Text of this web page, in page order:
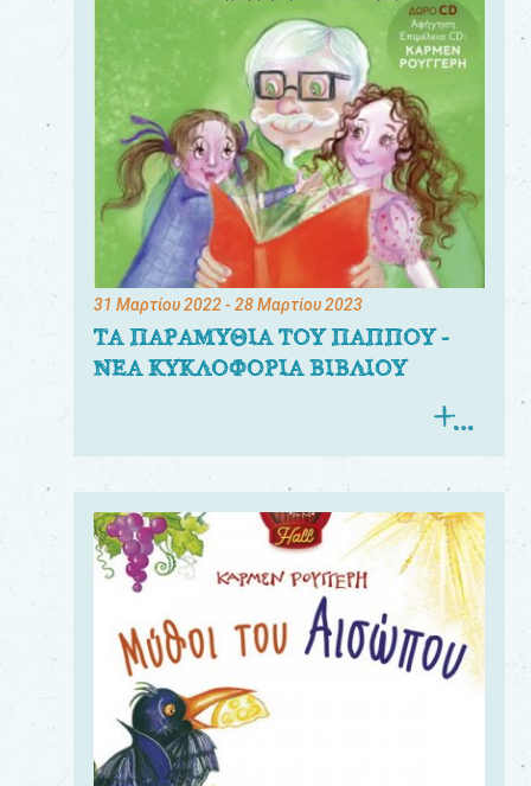
31 Μαρτίου 2022- 28 Μαρτίου 2023
ΤΑ ΠΑΡΑΜΥΘΙΑ ΤΟΥ ΠΑΠΠΟΥ -
ΝΕΑ ΚΥΚΛΟΦΟΡΙΑ ΒΙΒΛΙΟΥ